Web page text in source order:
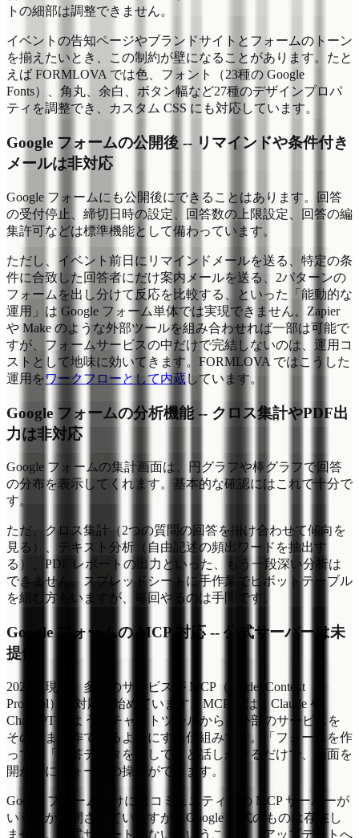
トの細部は調整できません。
イベントの告知ページやブランドサイトとフォームのトーン
を揃えたいとき、この制約が壁になることがあります。たと
えば FORMLOVA では色、フォント（23種の Google
Fonts）、角丸、余白、ボタン幅など27種のデザインプロパ
ティを調整でき、カスタム CSS にも対応しています。
Google フォームの公開後 -- リマインドや条件付き
メールは非対応
Google フォームにも公開後にできることはあります。回答
の受付停止、締切日時の設定、回答数の上限設定、回答の編
集許可などは標準機能として備わっています。
ただし、イベント前日にリマインドメールを送る、特定の条
件に合致した回答者にだけ案内メールを送る、2パターンの
フォームを出し分けて反応を比較する、といった「能動的な
運用」は Google フォーム単体では実現できません。Zapier
や Make のような外部ツールを組み合わせれば一部は可能で
すが、フォームサービスの中だけで完結しないのは、運用コ
ストとして地味に効いてきます。FORMLOVA ではこうした
運用を ワークフローとして内蔵しています。
Google フォームの分析機能 -- クロス集計やPDF出
力は非対応
Google フォームの集計画面は、円グラフや棒グラフで回答
の分布を表示してくれます。基本的な確認にはこれで十分で
す。
ただ、クロス集計（2つの質問の回答を掛け合わせて傾向を
見る）、テキスト分析（自由記述の頻出ワードを抽出す
る）、PDF レポートの出力といった、もう一段深い分析は
できません。スプレッドシートに手作業でピボットテーブル
を組む方もいますが、毎回やるのは手間です。
Google フォームの MCP 対応 -- 公式サーバーは未
提供
2026年現在、多くのサービスが MCP（Model Context
Protocol）に対応し始めています。MCP とは、Claude や
ChatGPT のようなチャットツールから、外部のサービスを
そのまま操作できるようにする仕組みです。「フォームを作
って」「回答データを出して」と話しかけるだけで、画面を
開かずにフォームの操作ができます。
Google フォーム向けにはコミュニティ製の MCP サーバーが
いくつか公開されていますが、Google 公式のものは存在し
ません。公式サポートがないということは、アップデートへ